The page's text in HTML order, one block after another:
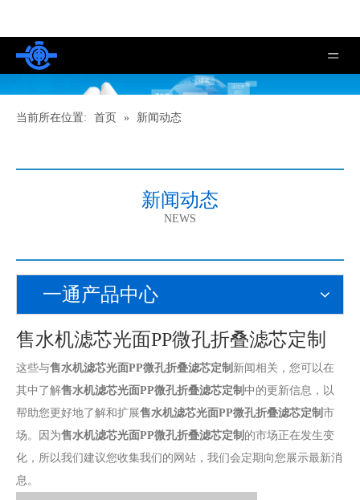
当前所在位置: 首页 » 新闻动态
新闻动态
NEWS
一通产品中心
售水机滤芯光面PP微孔折叠滤芯定制
这些与售水机滤芯光面PP微孔折叠滤芯定制 新闻相关，您可以在
其中了解售水机滤芯光面PP微孔折叠滤芯定制 中的更新信息，以
帮助您更好地了解和扩展售水机滤芯光面PP微孔折叠滤芯定制 市
场。因为售水机滤芯光面PP微孔折叠滤芯定制 的市场正在发生变
化，所以我们建议您收集我们的网站，我们会定期向您展示最新消
息。